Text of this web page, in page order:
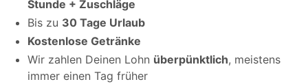
Stunde + Zuschläge
Bis zu 30 Tage Urlaub
Kostenlose Getränke
Wir zahlen Deinen Lohn überpünktlich, meistens
immer einen Tag früher